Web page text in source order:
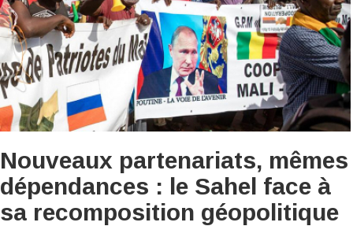
Nouveaux partenariats, mêmes
dépendances : le Sahel face à
sa recomposition géopolitique